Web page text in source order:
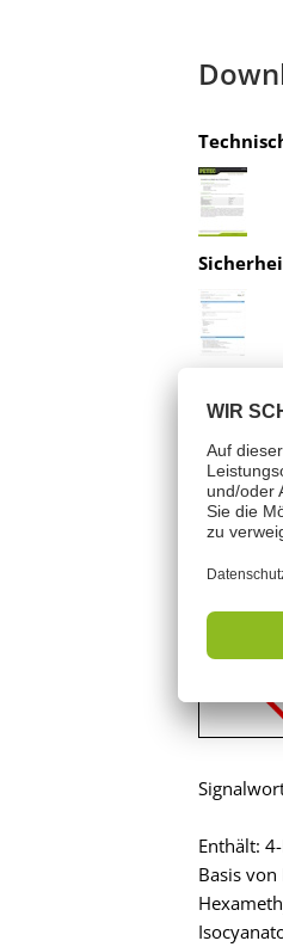
Enthält:
Basis